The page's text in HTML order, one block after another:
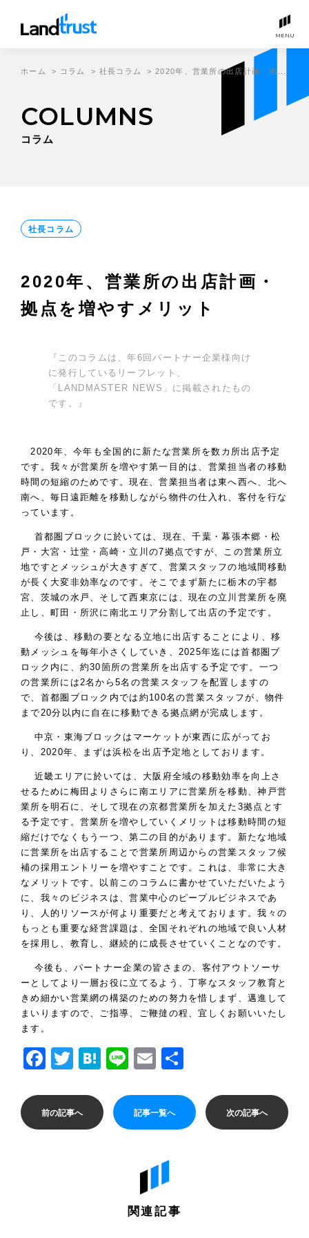
MENU
COLUMNS
コラム
ホーム > コラム > 社長コラム >2020年、営業所の出店計画・拠点を増やすメリット
社長コラム
2020年、営業所の出店計画・
拠点を増やすメリット
『このコラムは、年6回パートナー企業様向け
に発行しているリーフレット、
「LANDMASTER NEWS」に掲載されたもの
です。』
2020年、今年も全国的に新たな営業所を数カ所出店予定
です。我々が営業所を増やす第一目的は、営業担当者の移動
時間の短縮のためです。現在、営業担当者は東へ西へ、北へ
南へ、毎日遠距離を移動しながら物件の仕入れ、客付を行な
っています。
首都圏ブロックに於いては、現在、千葉・幕張本郷・松
戸・大宮・辻堂・高崎・立川の7拠点ですが、この営業所立
地ですとメッシュが大きすぎて、営業スタッフの地域間移動
が長く大変非効率なのです。そこでまず新たに栃木の宇都
宮、茨城の水戸、そして西東京には、現在の立川営業所を廃
止し、町田・所沢に南北エリア分割して出店の予定です。
今後は、移動の要となる立地に出店することにより、移
動メッシュを毎年小さくしていき、2025年迄には首都圏ブ
ロック内に、約30箇所の営業所を出店する予定です。一つ
の営業所には2名から5名の営業スタッフを配置しますの
で、首都圏ブロック内では約100名の営業スタッフが、物件
まで20分以内に自在に移動できる拠点網が完成します。
中京・東海ブロックはマーケットが東西に広がってお
り、2020年、まずは浜松を出店予定地としております。
近畿エリアに於いては、大阪府全域の移動効率を向上さ
せるために梅田よりさらに南エリアに営業所を移動、神戸営
業所を明石に、そして現在の京都営業所を加えた3拠点とす
る予定です。営業所を増やしていくメリットは移動時間の短
縮だけでなくもう一つ、第二の目的があります。新たな地域
に営業所を出店することで営業所周辺からの営業スタッフ候
補の採用エントリーを増やすことです。これは、非常に大き
なメリットです。以前このコラムに書かせていただいたよう
に、我々のビジネスは、営業中心のピープルビジネスであ
り、人的リソースが何より重要だと考えております。我々の
もっとも重要な経営課題は、全国それぞれの地域で良い人材
を採用し、教育し、継続的に成長させていくことなのです。
今後も、パートナー企業の皆さまの、客付アウトソーサ
ーとしてより一層お役に立てるよう、丁寧なスタッフ教育と
きめ細かい営業網の構築のための努力を惜しまず、邁進して
まいりますので、ご指導、ご鞭撻の程、宜しくお願いいたし
ます。
Facebook
Twitter
Hatena
LineEmail
前の記事へ 記事一覧へ 次の記事へ
関連記事